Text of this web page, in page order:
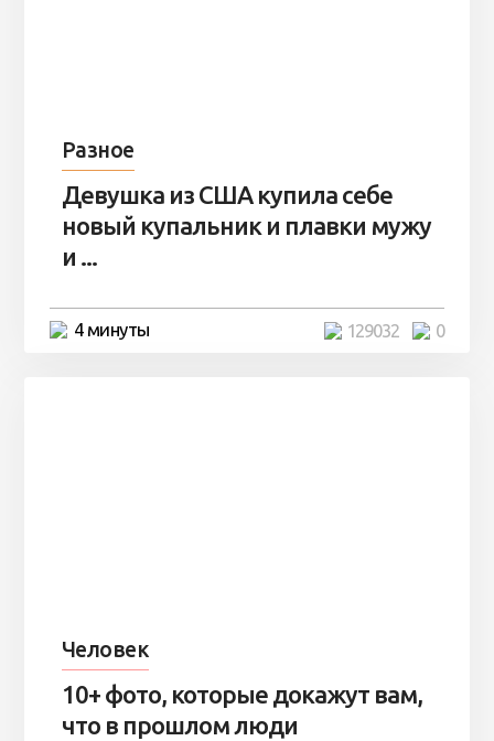
Разное
Девушка из США купила себе
новый купальник и плавки мужу
и ...
4 минуты 0
129032
Человек
10+ фото, которые докажут вам,
что в прошлом люди